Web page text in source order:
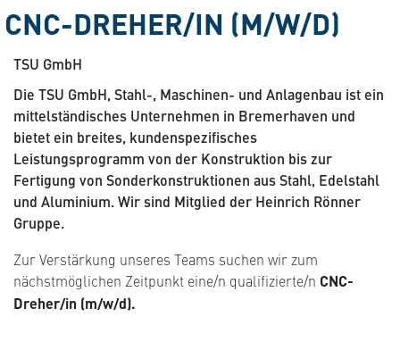
CNC-DREHER/IN (M/W/D)
TSU GmbH
Die TSU GmbH, Stahl-, Maschinen- und Anlagenbau ist ein
mittelständisches Unternehmen in Bremerhaven und
bietet ein breites, kundenspezifisches
Leistungsprogramm von der Konstruktion bis zur
Fertigung von Sonderkonstruktionen aus Stahl, Edelstahl
und Aluminium. Wir sind Mitglied der Heinrich Rönner
Gruppe.
Zur Verstärkung unseres Teams suchen wir zum
nächstmöglichen Zeitpunkt eine/n qualifizierte/n CNC-
Dreher/in (m/w/d).